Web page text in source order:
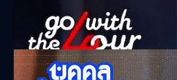
รวมหัวคุย ลุยทุกเรื่อง !
252.5k views 4 months ago
‘อ๊อฟ พงษ์พัฒน์‘ ตัวไม่ไหว แต่
’ใจนักเลง‘ | บุคคลล้มละลุก